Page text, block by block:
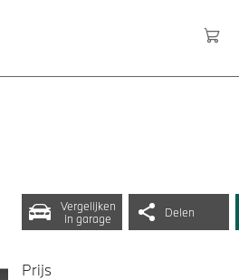
Vergelijken
in garage
Delen
Prijs